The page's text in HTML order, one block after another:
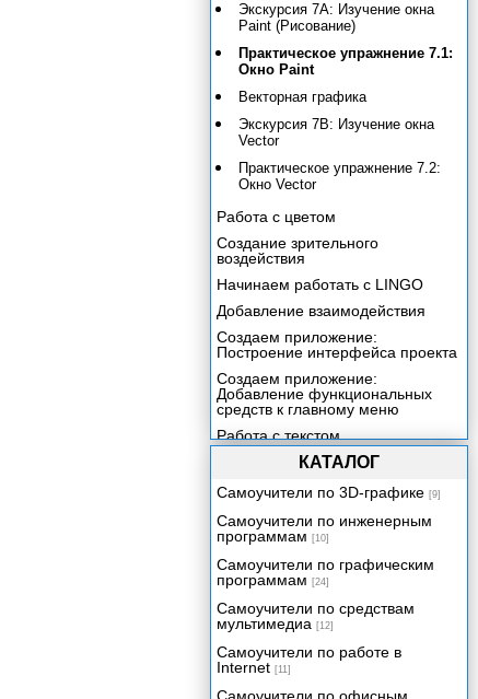
Экскурсия 7А: Изучение окна
Paint (Рисование)
Практическое упражнение 7.1:
Окно Paint
Векторная графика
Экскурсия 7В: Изучение окна
Vector
Практическое упражнение 7.2:
Окно Vector
Работа с цветом
Создание зрительного
воздействия
Начинаем работать с LINGO
Добавление взаимодействия
Создаем приложение:
Построение интерфейса проекта
Создаем приложение:
Добавление функциональных
средств к главному меню
Работа с текстом
Создаем приложение:
Включение звука в ваше
приложение
Создаем приложение:
Добавление контента со
сведениями о продукции
Включение цифрового видео в
ваше приложение
Трехмерная графика реального
времени
КАТАЛОГ
Самоучители по 3D-графике [9]
Самоучители по инженерным
программам [10]
Самоучители по графическим
программам [24]
Самоучители по средствам
мультимедиа [12]
Самоучители по работе в
Internet [11]